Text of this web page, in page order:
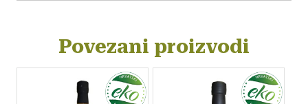
Povezani proizvodi